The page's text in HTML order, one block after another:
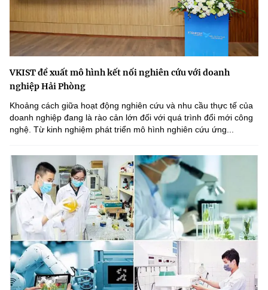
VKIST đề xuất mô hình kết nối nghiên cứu với doanh
nghiệp Hải Phòng
Khoảng cách giữa hoạt động nghiên cứu và nhu cầu thực tế của
doanh nghiệp đang là rào cản lớn đối với quá trình đổi mới công
nghệ. Từ kinh nghiệm phát triển mô hình nghiên cứu ứng...